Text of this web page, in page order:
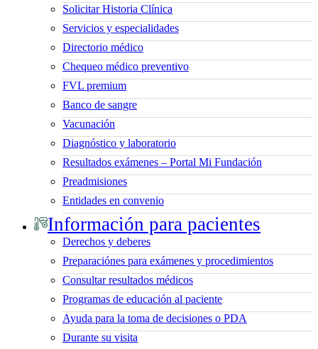
Solicitar Historia Clínica
Servicios y especialidades
Directorio médico
Chequeo médico preventivo
FVL premium
Banco de sangre
Vacunación
Diagnóstico y laboratorio
Resultados exámenes – Portal Mi Fundación
Preadmisiones
Entidades en convenio
Información para pacientes
Derechos y deberes
Preparaciónes para exámenes y procedimientos
Consultar resultados médicos
Programas de educación al paciente
Ayuda para la toma de decisiones o PDA
Durante su visita